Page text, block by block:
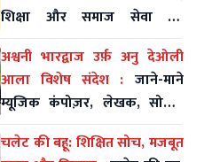
शिक्षा और समाज सेवा का
संगम,शिखा मनकोटिया ने भरा
नामांकन, क्षेत्र में चर्चा तेज
अश्वनी भारद्वाज उर्फ़ अनु देओली
आला विशेष संदेश : जाने-माने
म्यूजिक कंपोज़र, लेखक, सोशल
एक्टिविस्ट अश्वनी भारद्वाज उर्फ़ अनु
देओली आला का पंचायती राज पर
चलेट की बहू: शिक्षित सोच, मजबूत